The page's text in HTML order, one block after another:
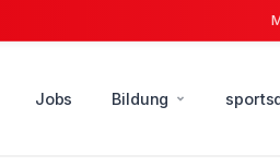
Jobs Bildung